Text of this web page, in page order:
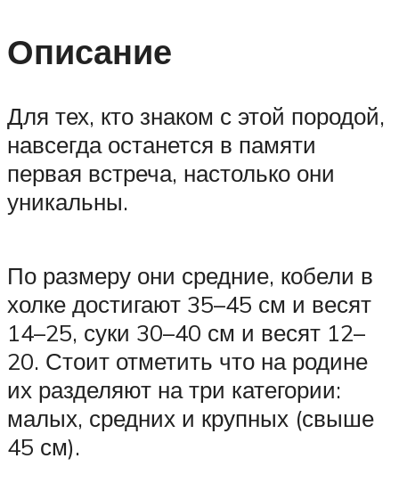
Описание
Для тех, кто знаком с этой породой,
навсегда останется в памяти
первая встреча, настолько они
уникальны.
По размеру они средние, кобели в
холке достигают 35–45 см и весят
14–25, суки 30–40 см и весят 12–
20. Стоит отметить что на родине
их разделяют на три категории:
малых, средних и крупных (свыше
45 см).